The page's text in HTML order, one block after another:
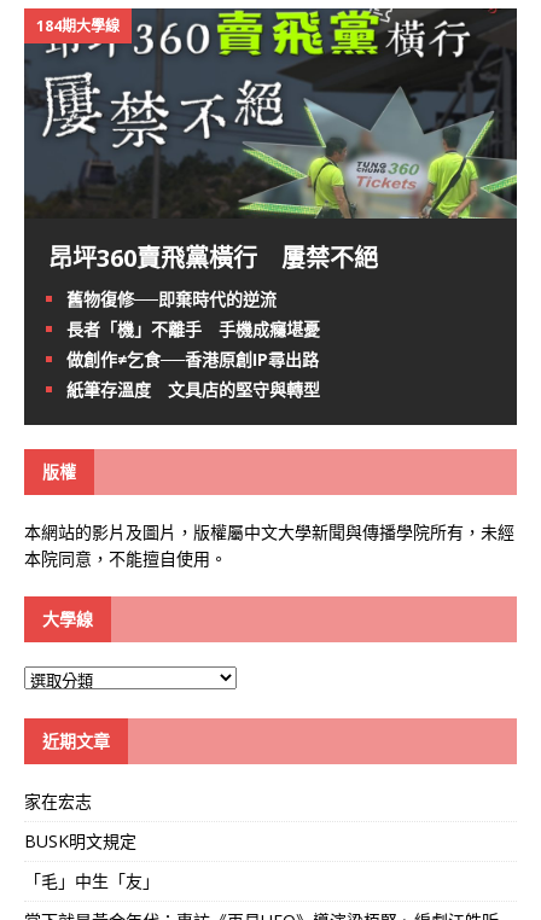
184期大學線
昂坪360賣飛黨橫行 屢禁不絕
舊物復修──即棄時代的逆流
長者「機」不離手 手機成癮堪憂
做創作≠乞食──香港原創IP尋出路
紙筆存溫度 文具店的堅守與轉型
版權
本網站的影片及圖片，版權屬中文大學新聞與傳播學院所有，未經
本院同意，不能擅自使用。
大學線
大
近期文章
家在宏志
BUSK明文規定
「毛」中生「友」